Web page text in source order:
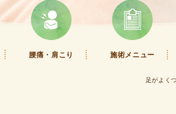
腰痛・肩こり 施術メニュー
足がよく